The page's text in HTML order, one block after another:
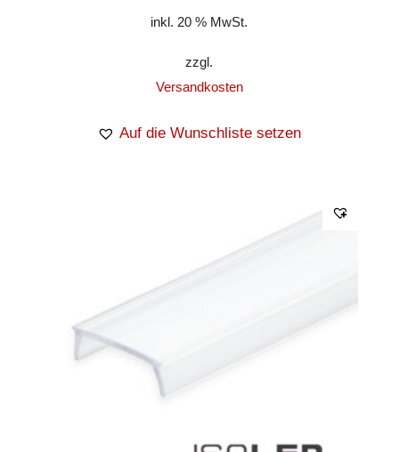
inkl. 20 % MwSt.
zzgl.
Versandkosten
Auf die Wunschliste setzen